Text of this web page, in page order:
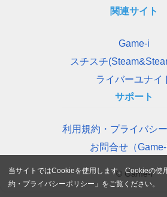
関連サイト
Game-i
スチスチ
ライバーユナイ
サポート
利用規約・プライバシ
お問合せ（Game-i
© Game-i
当サイトではCookieを使用します。Cookieの使
約・プライバシーポリシー 」をご覧ください。